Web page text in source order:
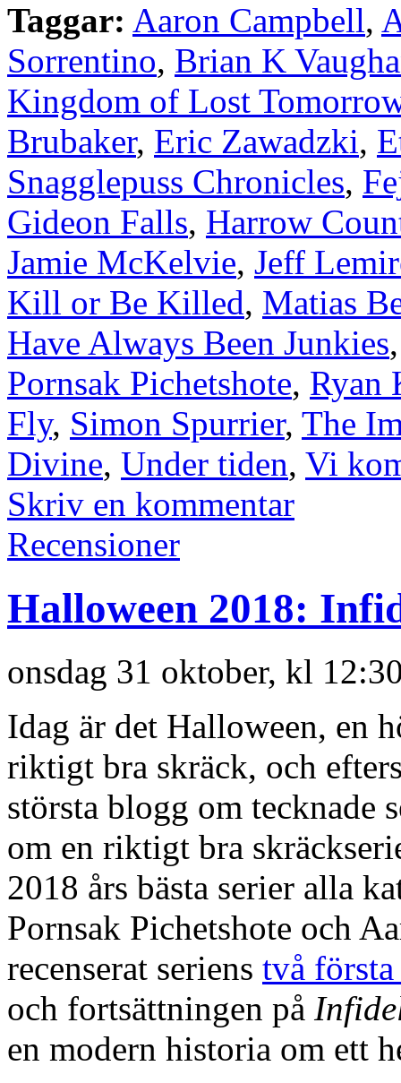
Taggar: Aaron Campbell,
Sorrentino, Brian K
Kingdom of Lost
Brubaker, Eric Zawadzki,
Snagglepuss Chronicles,
Gideon Falls, Harrow
Jamie McKelvie, Jeff
Kill or Be Killed, Matias
Have Always Been Junkies
Pornsak Pichetshote, Ryan
Fly, Simon Spurrier, The
Divine, Under tiden, Vi
Skriv en kommentar
Recensioner
Halloween 2018:
onsdag 31 oktober, kl
Idag är det Halloween, en
riktigt bra skräck, och
största blogg om tecknade
om en riktigt bra
2018 års bästa serier alla
Pornsak Pichetshote och
recenserat seriens två
och fortsättningen på
en modern historia om ett